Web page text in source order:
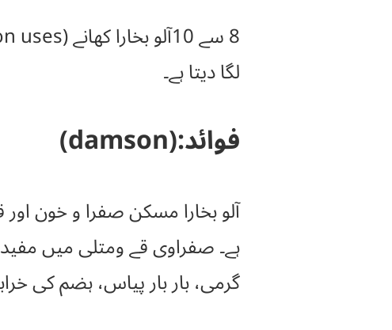
لگا دیتا ہے۔
فوائد:(damson)
آلو بخارا مسکن صفرا و خون
ہے۔ صفراوی قے ومتلی میں مفید
گرمی، بار بار پیاس، ہضم کی